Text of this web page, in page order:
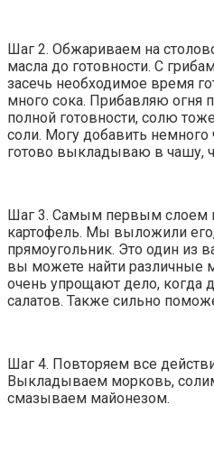
Шаг 2. Обжариваем на
масла до готовности. С
засечь необходимое время
много сока. Прибавляю
полной готовности, солю
соли. Могу добавить немного
готово выкладываю в чашу,
Шаг 3. Самым первым слоем
картофель. Мы выложили
прямоугольник. Это один из
вы можете найти различные
очень упрощают дело, когда
салатов. Также сильно
Шаг 4. Повторяем все
Выкладываем морковь,
смазываем майонезом.